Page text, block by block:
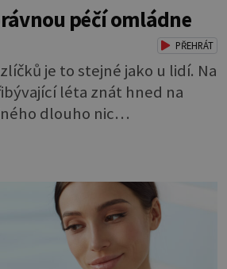
péčí omládne
PŘEHRÁT
je to stejné jako u lidí. Na
léta znát hned na
dlouho nic
byste si měli staršího
vám neunikly důležité
v pořádku. Včasná péče
i zkvalitnit život. Hůře
zažívání.